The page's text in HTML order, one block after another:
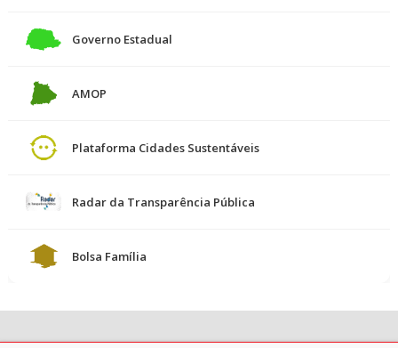
Governo Estadual
AMOP
Plataforma Cidades Sustentáveis
Radar da Transparência Pública
Bolsa Família